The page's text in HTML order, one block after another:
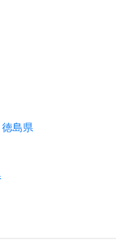
徳島県